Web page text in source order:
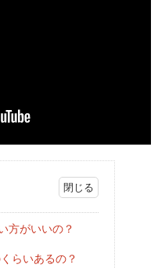
方がいいの？
らいあるの？